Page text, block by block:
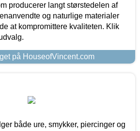
producerer langt størstedelen af
og naturlige materialer
at kompromittere kvaliteten. Klik
på HouseofVincent.com
både ure, smykker, piercinger og